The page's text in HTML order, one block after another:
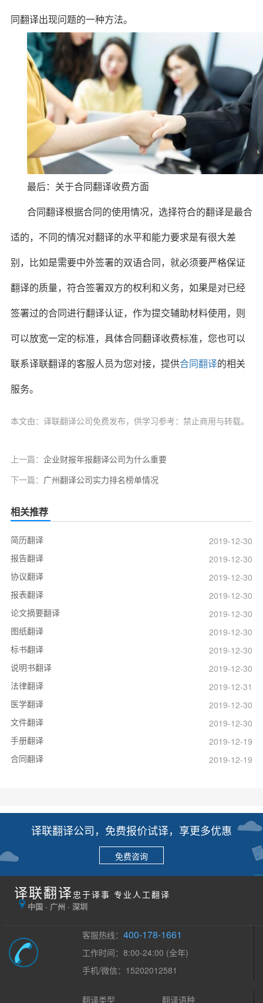
同翻译出现问题的一种方法。
最后：关于合同翻译收费方面
合同翻译根据合同的使用情况，选择符合的翻译是最合
适的，不同的情况对翻译的水平和能力要求是有很大差
别，比如是需要中外签署的双语合同，就必须要严格保证
翻译的质量，符合签署双方的权利和义务，如果是对已经
签署过的合同进行翻译认证，作为提交辅助材料使用，则
可以放宽一定的标准，具体合同翻译收费标准，您也可以
联系译联翻译的客服人员为您对接，提供合同翻译的相关
服务。
本文由：译联翻译公司免费发布，供学习参考：禁止商用与转载。
上一篇： 企业财报年报翻译公司为什么重要
下一篇： 广州翻译公司实力排名榜单情况
相关推荐
简历翻译
2019-12-30
报告翻译
2019-12-30
协议翻译
2019-12-30
报表翻译
2019-12-30
论文摘要翻译
2019-12-30
图纸翻译
2019-12-30
标书翻译
2019-12-30
说明书翻译
2019-12-30
法律翻译
2019-12-31
医学翻译
2019-12-30
文件翻译
2019-12-30
手册翻译
2019-12-19
合同翻译
2019-12-19
译联翻译公司，免费报价试译，享更多优惠
免费咨询
译联翻译 忠于译事 专业人工翻译
中国 · 广州 · 深圳
客服热线：400-178-1661
工作时间：8:00-24:00 (全年)
手机/微信：15202012581
翻译类型 翻译语种